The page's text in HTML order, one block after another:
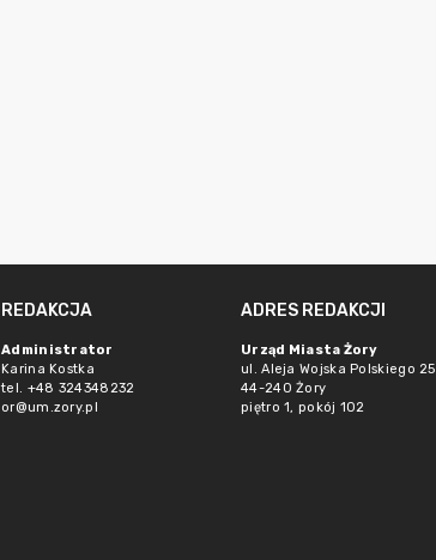
REDAKCJA
Administrator
Karina Kostka
tel. +48 324348232
or@um.zory.pl
ADRES REDAKCJI
Urząd Miasta Żory
ul. Aleja Wojska Polskiego 25
44-240 Żory
piętro 1, pokój 102